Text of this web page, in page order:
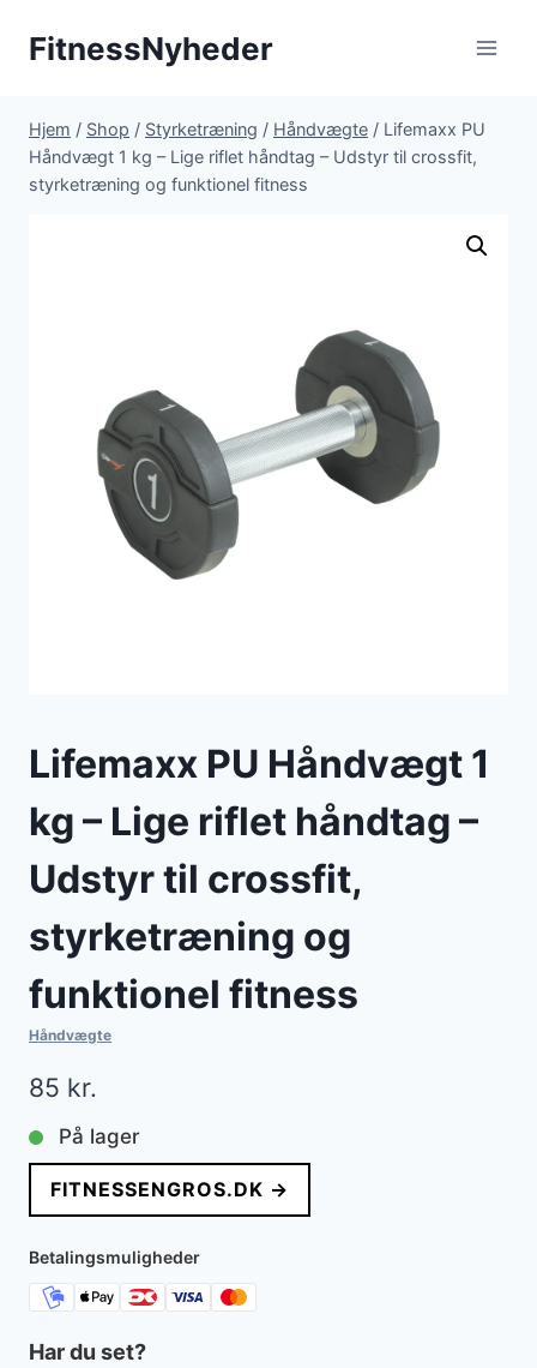
FitnessNyheder
Hjem / Shop / Styrketræning / Håndvægte / Lifemaxx PU
Håndvægt 1 kg – Lige riflet håndtag – Udstyr til crossfit,
styrketræning og funktionel fitness
Lifemaxx PU Håndvægt 1
kg – Lige riflet håndtag –
Udstyr til crossfit,
styrketræning og
funktionel fitness
Håndvægte
85 kr.
På lager
FITNESSENGROS.DK →
Betalingsmuligheder
Har du set?